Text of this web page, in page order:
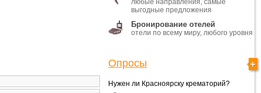
любые направления, самые
выгодные предложения
Бронирование отелей
отели по всему миру, любого уровня
Опросы
Нужен ли Красноярску крематорий?